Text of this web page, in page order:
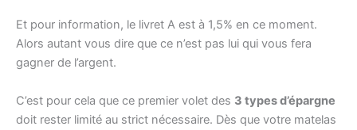
Et pour information, le livret A est à 1,5% en ce moment.
Alors autant vous dire que ce n’est pas lui qui vous fera
gagner de l’argent.
C’est pour cela que ce premier volet des 3 types d’épargne
doit rester limité au strict nécessaire. Dès que votre matelas